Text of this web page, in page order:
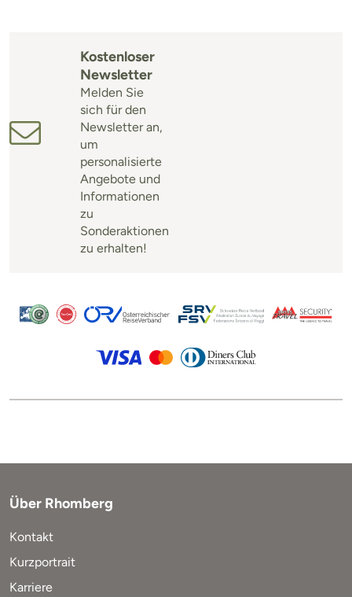
Kostenloser
Newsletter
Melden Sie
sich für den
Newsletter an,
um
personalisierte
Angebote und
Informationen
zu
Sonderaktionen
zu erhalten!
Über Rhomberg
Kontakt
Kurzportrait
Karriere